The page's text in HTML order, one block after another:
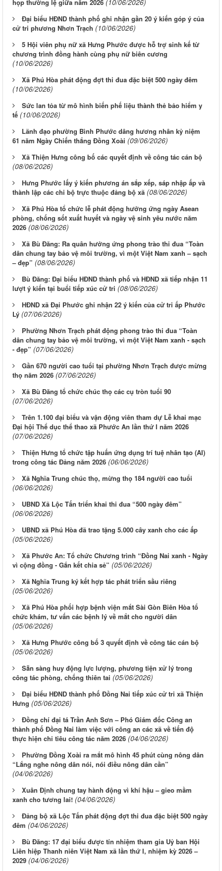
họp thường lệ giữa năm 2026
Đại biểu HĐND thành phố ghi nhận gần 20 ý kiến góp ý của
cử tri phương Nhơn Trạch (10/06/2026)
5 Hội viên phụ nữ xã Hưng Phước được hỗ trợ sinh kế từ
chương trình đồng hành cùng phụ nữ biên cương
(10/06/2026)
Xã Phú Hòa phát động đợt thi đua đặc biệt 500 ngày đêm
(10/06/2026)
Sức lan tỏa từ mô hình biến phế liệu thành thẻ bảo hiểm y
tế (10/06/2026)
Lãnh đạo phường Bình Phước dâng hương nhân kỷ niệm
61 năm Ngày Chiến thắng Đồng Xoài (09/06/2026)
Xã Thiện Hưng công bố các quyết định về công tác cán bộ
(08/06/2026)
Hưng Phước lấy ý kiến phương án sắp xếp, sáp nhập ấp và
thành lập các chi bộ trực thuộc đảng bộ xã (08/06/2026)
Xã Phú Hòa tổ chức lễ phát động hưởng ứng ngày Asean
phòng, chống sốt xuất huyết và ngày vệ sinh yêu nước năm
2026 (08/06/2026)
Xã Bù Đăng: Ra quân hưởng ứng phong trào thi đua “Toàn
dân chung tay bảo vệ môi trường, vì một Việt Nam xanh – sạch
– đẹp” (08/06/2026)
Bù Đăng: Đại biểu HĐND thành phố và HĐND xã tiếp nhận 11
lượt ý kiến tại buổi tiếp xúc cử tri (08/06/2026)
HĐND xã Đại Phước ghi nhận 22 ý kiến của cử tri ấp Phước
Lý (07/06/2026)
Phường Nhơn Trạch phát động phong trào thi đua “Toàn
dân chung tay bảo vệ môi trường, vì một Việt Nam xanh - sạch
- đẹp” (07/06/2026)
Gần 670 người cao tuổi tại phường Nhơn Trạch được mừng
thọ năm 2026 (07/06/2026)
Xã Bù Đăng tổ chức chúc thọ các cụ tròn tuổi 90
(07/06/2026)
Trên 1.100 đại biểu và vận động viên tham dự Lễ khai mạc
Đại hội Thể dục thể thao xã Phước An lần thứ I năm 2026
(07/06/2026)
Thiện Hưng tổ chức tập huấn ứng dụng trí tuệ nhân tạo (AI)
trong công tác Đảng năm 2026 (06/06/2026)
Xã Nghĩa Trung chúc thọ, mừng thọ 184 người cao tuổi
(06/06/2026)
UBND Xã Lộc Tấn triển khai thi đua “500 ngày đêm”
(06/06/2026)
UBND xã Phú Hòa đã trao tặng 5.000 cây xanh cho các ấp
(05/06/2026)
Xã Phước An: Tổ chức Chương trình “Đồng Nai xanh - Ngày
vì cộng đồng - Gắn kết chia sẻ” (05/06/2026)
Xã Nghĩa Trung ký kết hợp tác phát triển sầu riêng
(05/06/2026)
Xã Phú Hòa phối hợp bệnh viện mắt Sài Gòn Biên Hòa tổ
chức khám, tư vấn các bệnh lý về mắt cho người dân
(05/06/2026)
Xã Hưng Phước công bố 3 quyết định về công tác cán bộ
(05/06/2026)
Sẵn sàng huy động lực lượng, phương tiện xử lý trong
công tác phòng, chống thiên tai (05/06/2026)
Đại biểu HĐND thành phố Đồng Nai tiếp xúc cử tri xã Thiện
Hưng (05/06/2026)
Đồng chí đại tá Trần Anh Sơn – Phó Giám đốc Công an
thành phố Đồng Nai làm việc với công an các xã về tiến độ
thực hiện chỉ tiêu công tác năm 2026 (04/06/2026)
Phường Đồng Xoài ra mắt mô hình 45 phút cùng nông dân
“Lắng nghe nông dân nói, nói điều nông dân cần”
(04/06/2026)
Xuân Định chung tay hành động vì khí hậu – gieo mầm
xanh cho tương lai! (04/06/2026)
Đảng bộ xã Lộc Tấn phát động đợt thi đua đặc biệt 500 ngày
đêm (04/06/2026)
Bù Đăng: 17 đại biểu được tín nhiệm tham gia Uỷ ban Hội
Liên hiệp Thanh niên Việt Nam xã lần thứ I, nhiệm kỳ 2026 –
2029 (04/06/2026)